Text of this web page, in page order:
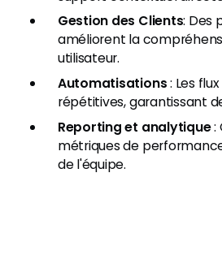
Gestion des Clients: Des
améliorent la
utilisateur.
Automatisations: Les
répétitives, garantissant
Reporting et analytique:
métriques de
de l'équipe.